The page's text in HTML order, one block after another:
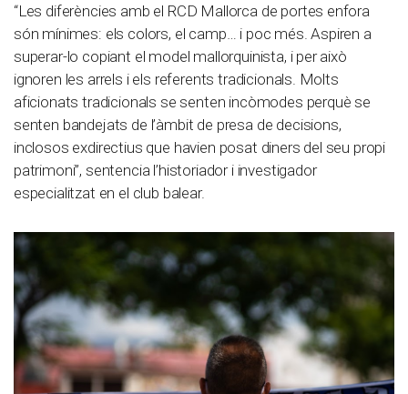
“Les diferències amb el RCD Mallorca de portes enfora
són mínimes: els colors, el camp… i poc més. Aspiren a
superar-lo copiant el model mallorquinista, i per això
ignoren les arrels i els referents tradicionals. Molts
aficionats tradicionals se senten incòmodes perquè se
senten bandejats de l’àmbit de presa de decisions,
inclosos exdirectius que havien posat diners del seu propi
patrimoni”, sentencia l’historiador i investigador
especialitzat en el club balear.